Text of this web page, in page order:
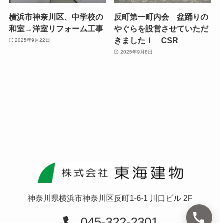
横浜市神奈川区、中学校の
和室→洋室リフォーム工事
2025年9月22日
反町第一町内会 盆踊りの
やぐらを設営させていただ
きました！ CSR
2025年9月8日
神奈川県横浜市神奈川区反町1-6-1 川口ビル 2F